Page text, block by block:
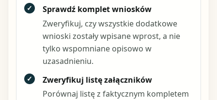
✓
Sprawdź komplet wniosków
Zweryfikuj, czy wszystkie dodatkowe
wnioski zostały wpisane wprost, a nie
tylko wspomniane opisowo w
uzasadnieniu.
✓
Zweryfikuj listę załączników
Porównaj listę z faktycznym kompletem